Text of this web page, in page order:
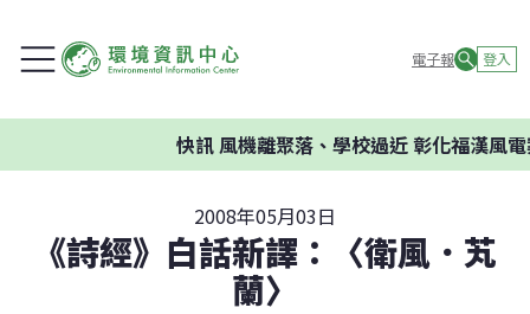
電子報 登入
快訊風機離聚落、學校過近 彰化福漢風電
2008年05月03日
《詩經》白話新譯：〈衛風．芄
蘭〉